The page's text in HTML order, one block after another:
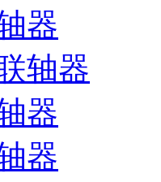
器
轴器
器
器